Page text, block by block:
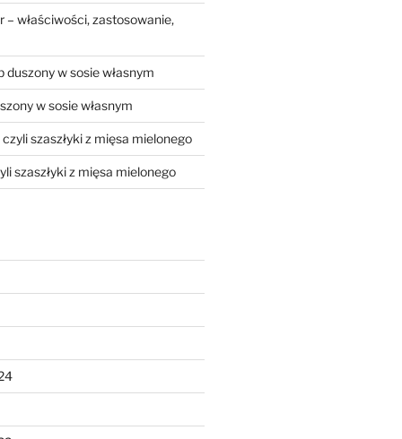
– właściwości, zastosowanie,
duszony w sosie własnym
w sosie własnym
szaszłyki z mięsa mielonego
szaszłyki z mięsa mielonego